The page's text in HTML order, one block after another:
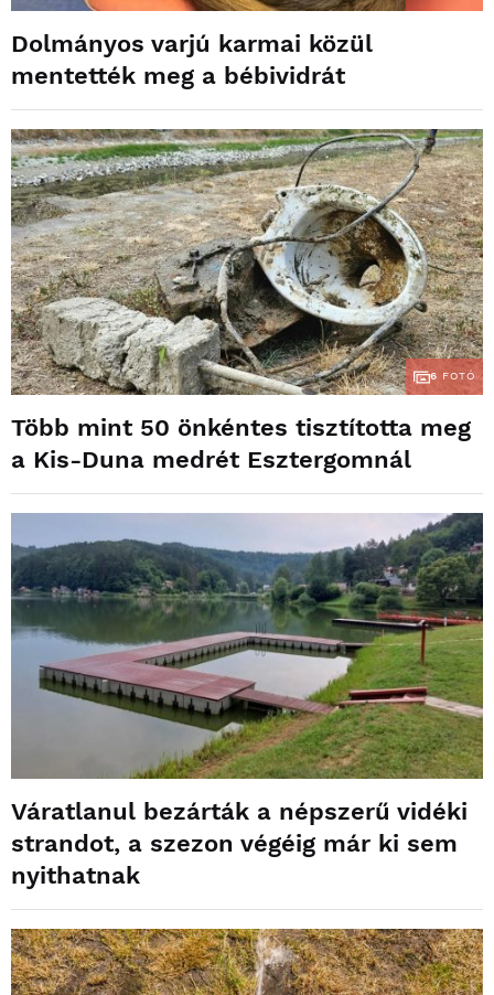
Dolmányos varjú karmai közül
mentették meg a bébividrát
6 FOTÓ
Több mint 50 önkéntes tisztította meg
a Kis-Duna medrét Esztergomnál
Váratlanul bezárták a népszerű vidéki
strandot, a szezon végéig már ki sem
nyithatnak